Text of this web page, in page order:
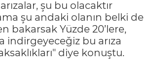
şu bu olacaktır
şu andaki olanın belki de
bakarsak Yüzde 20’lere,
indirgeyeceğiz bu arıza
diye konuştu.